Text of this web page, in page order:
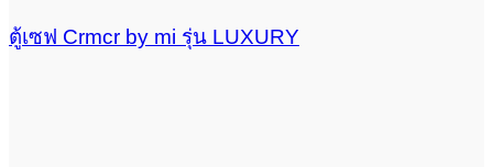
ตู้เซฟ Crmcr by mi รุ่น LUXURY